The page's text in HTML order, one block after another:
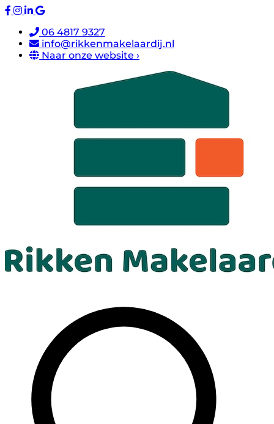
06 4817 9327
info@rikkenmakelaardij.nl
Naar onze website ›